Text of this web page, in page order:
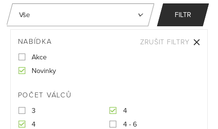
FILTR
NABÍDKA
Akce
Novinky
POČET VÁLCŮ
3
4
4
4 - 6
ZRUŠIT FILTRY